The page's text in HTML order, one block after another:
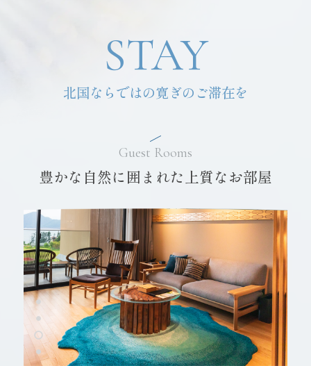
STAY
北国ならではの寛ぎのご滞在を
Guest Rooms
豊かな自然に囲まれた上質なお部屋